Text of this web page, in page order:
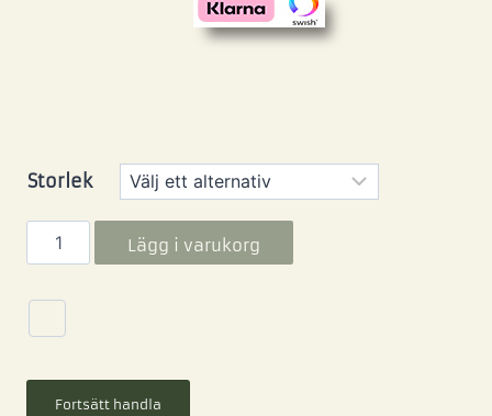
Storlek
Lägg i varukorg
Fortsätt handla